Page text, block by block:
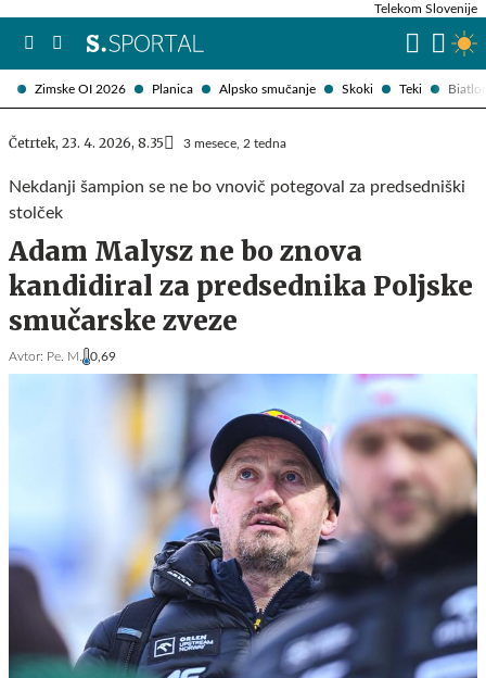
Zimske OI 2026 Planica Alpsko smučanje Skoki Teki
Telekom Slovenije
Četrtek, 23. 4. 2026, 8.35 3 mesece, 2 tedna
Nekdanji šampion se ne bo vnovič potegoval za predsedniški
stolček
Adam Malysz ne bo znova
kandidiral za predsednika Poljske
smučarske zveze
Avtor: Pe. M. 0,69